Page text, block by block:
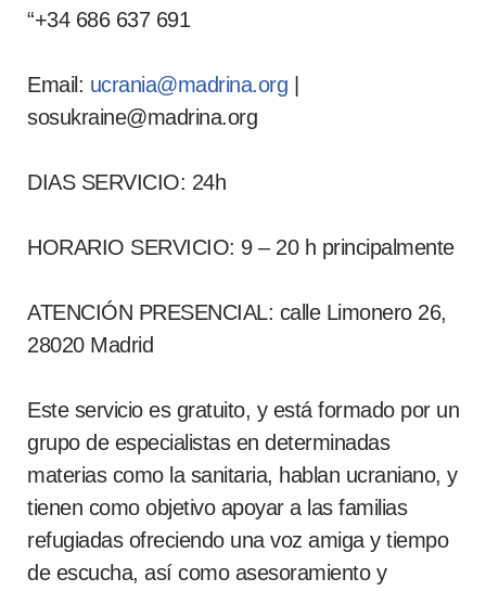
“+34 686 637 691
Email: ucrania@madrina.org
sosukraine@madrina.org
DIAS SERVICIO: 24h
HORARIO SERVICIO: 9 – 20 h principalmente
ATENCIÓN PRESENCIAL: calle Limonero 26,
28020 Madrid
Este servicio es gratuito, y está formado por un
grupo de especialistas en determinadas
materias como la sanitaria, hablan ucraniano, y
tienen como objetivo apoyar a las familias
refugiadas ofreciendo una voz amiga y tiempo
de escucha, así como asesoramiento y